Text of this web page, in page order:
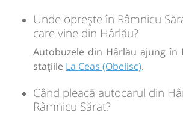
Unde oprește în Râmnicu
care vine din Hârlău?
Autobuzele din Hârlău ajung în
stațiile La Ceas (Obelisc).
Când pleacă autocarul din
Râmnicu Sărat?